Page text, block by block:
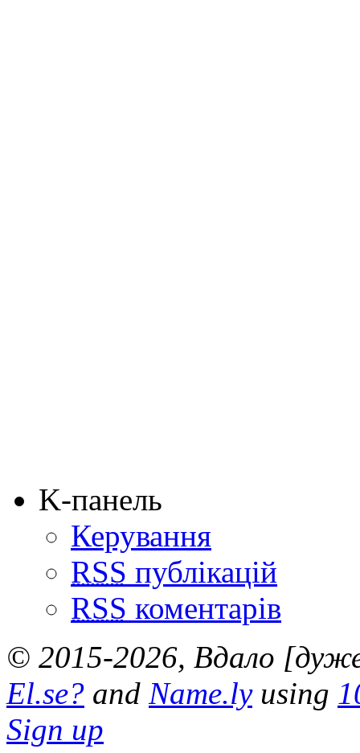
K-панель
Керування
RSS публікацій
RSS коментарів
© 2015-2026, Вдало
El.se? and Name.lyusing
Sign up